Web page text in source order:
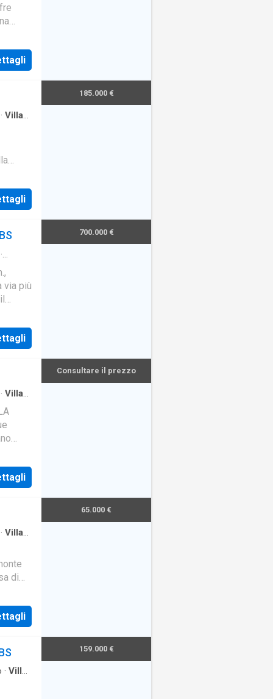
· Villa
185.000 €
·
via più
700.000 €
· Villa
Consultare il prezzo
· Villa
di
65.000 €
· Ville
159.000 €